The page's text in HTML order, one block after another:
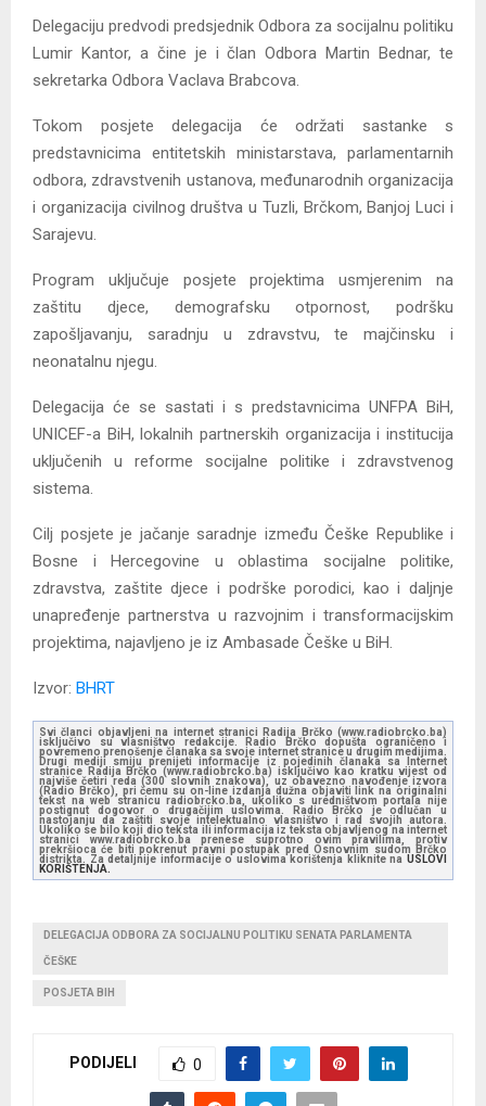
Delegaciju predvodi predsjednik Odbora za socijalnu politiku
Lumir Kantor, a čine je i član Odbora Martin Bednar, te
sekretarka Odbora Vaclava Brabcova.
Tokom posjete delegacija će održati sastanke s
predstavnicima entitetskih ministarstava, parlamentarnih
odbora, zdravstvenih ustanova, međunarodnih organizacija
i organizacija civilnog društva u Tuzli, Brčkom, Banjoj Luci i
Sarajevu.
Program uključuje posjete projektima usmjerenim na
zaštitu djece, demografsku otpornost, podršku
zapošljavanju, saradnju u zdravstvu, te majčinsku i
neonatalnu njegu.
Delegacija će se sastati i s predstavnicima UNFPA BiH,
UNICEF-a BiH, lokalnih partnerskih organizacija i institucija
uključenih u reforme socijalne politike i zdravstvenog
sistema.
Cilj posjete je jačanje saradnje između Češke Republike i
Bosne i Hercegovine u oblastima socijalne politike,
zdravstva, zaštite djece i podrške porodici, kao i daljnje
unapređenje partnerstva u razvojnim i transformacijskim
projektima, najavljeno je iz Ambasade Češke u BiH.
Izvor: BHRT
Svi članci objavljeni na internet stranici Radija Brčko (www.radiobrcko.ba)
isključivo su vlasništvo redakcije. Radio Brčko dopušta ograničeno i
povremeno prenošenje članaka sa svoje internet stranice u drugim medijima.
Drugi mediji smiju prenijeti informacije iz pojedinih članaka sa Internet
stranice Radija Brčko (www.radiobrcko.ba) isključivo kao kratku vijest od
najviše četiri reda (300 slovnih znakova), uz obavezno navođenje izvora
(Radio Brčko), pri čemu su on-line izdanja dužna objaviti link na originalni
tekst na web stranicu radiobrcko.ba, ukoliko s uredništvom portala nije
postignut dogovor o drugačijim uslovima. Radio Brčko je odlučan u
nastojanju da zaštiti svoje intelektualno vlasništvo i rad svojih autora.
Ukoliko se bilo koji dio teksta ili informacija iz teksta objavljenog na internet
stranici www.radiobrcko.ba prenese suprotno ovim pravilima, protiv
prekršioca će biti pokrenut pravni postupak pred Osnovnim sudom Brčko
distrikta. Za detaljnije informacije o uslovima korištenja kliknite na USLOVI
KORIŠTENJA.
DELEGACIJA ODBORA ZA SOCIJALNU POLITIKU SENATA PARLAMENTA
ČEŠKE
POSJETA BIH
PODIJELI 0